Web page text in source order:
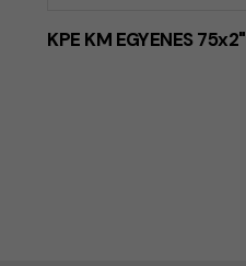
KPE KM EGYENES 75x2"